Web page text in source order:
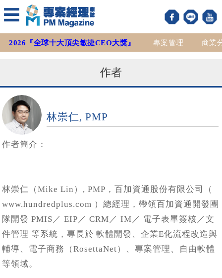
2026『全球十大頂尖敏捷CEO大獎』 專案管理 商業
作者
林崇仁, PMP
作者簡介：
林崇仁（Mike Lin）, PMP，百加資通股份有限公司（
www.hundredplus.com ）總經理，帶領百加資通開發團
隊開發 PMIS／ EIP／ CRM／ IM／ 電子表單簽核／文
件管理 等系統，專長於 軟體開發、企業E化流程改造與
輔導、電子商務（RosettaNet）、專案管理、自由軟體
等領域。